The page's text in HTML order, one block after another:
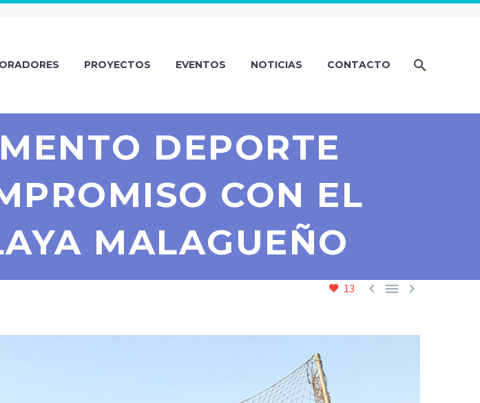
PROYECTOS EVENTOS NOTICIAS CONTACTO
DEPORTE
CON EL
MALAGUEÑO
13   